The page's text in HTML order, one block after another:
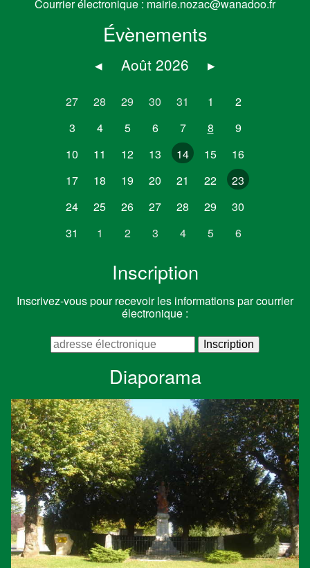
Courrier électronique : mairie.nozac@wanadoo.fr
Évènements
◂ Août 2026 ▸
27 28 29 30 31 1
2
3
4 5 6 7 8
9
10
11 12 13 14 15
16
17
18 19 20 21 22
23
24
25 26 27 28 29
30
31
1 2 3 4 5 6
Inscription
Inscrivez-vous pour recevoir les informations par courrier
électronique :
Diaporama